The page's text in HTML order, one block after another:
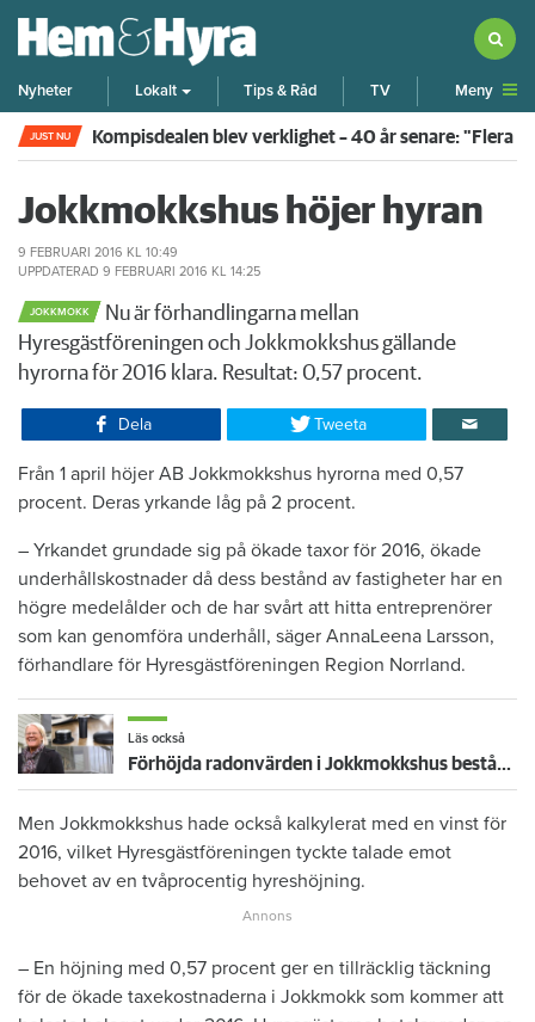
Nyheter Lokalt Tips & Råd TV Meny
JUST NU Kompisdealen blev verklighet – 40 år senare: "Flera
Jokkmokkshus höjer hyran
9 FEBRUARI 2016 KL 10:49
UPPDATERAD 9 FEBRUARI 2016 KL 14:25
JOKKMOKK
Nu är förhandlingarna mellan
Hyresgästföreningen och Jokkmokkshus gällande
hyrorna för 2016 klara. Resultat: 0,57 procent.
Dela Tweeta
Från 1 april höjer AB Jokkmokkshus hyrorna med 0,57
procent. Deras yrkande låg på 2 procent.
– Yrkandet grundade sig på ökade taxor för 2016, ökade
underhållskostnader då dess bestånd av fastigheter har en
högre medelålder och de har svårt att hitta entreprenörer
som kan genomföra underhåll, säger AnnaLeena Larsson,
förhandlare för Hyresgästföreningen Region Norrland.
Läs också
Förhöjda radonvärden i Jokkmokkshus bestånd
Men Jokkmokkshus hade också kalkylerat med en vinst för
2016, vilket Hyresgästföreningen tyckte talade emot
behovet av en tvåprocentig hyreshöjning.
– En höjning med 0,57 procent ger en tillräcklig täckning
för de ökade taxekostnaderna i Jokkmokk som kommer att